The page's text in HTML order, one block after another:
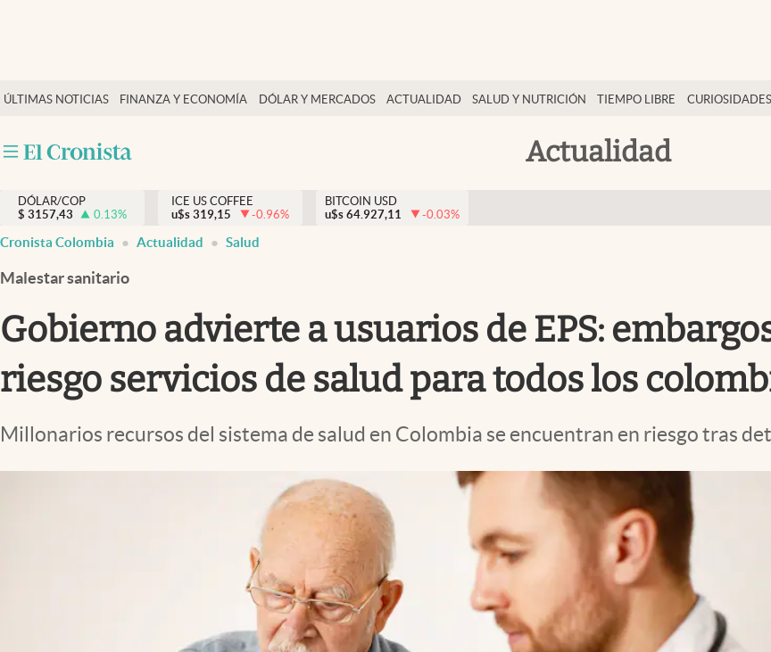
ÚLTIMAS NOTICIAS FINANZA Y ECONOMÍA DÓLAR Y MERCADOS ACTUALIDAD SALUD Y NUTRICIÓN TIEMPO LIBRE CURIOSIDADES
Actualidad
Salud y nutrición
Tiempo libre
Dólar y mercados
Curiosidades
DÓLAR/COP
$ 3157,43 0.13%
ICE US COFFEE
u$s 319,15 -0.96%
BITCOIN USD
u$s 64.927,11 -0.03%
Cronista Colombia Actualidad Salud
Malestar sanitario
Gobierno advierte a usuarios de EPS:
riesgo servicios de salud para todos los
Millonarios recursos del sistema de salud en Colombia se encuentran en riesgo tras